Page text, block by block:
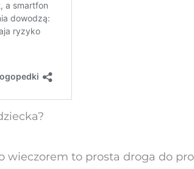
wieczorem to prosta droga do